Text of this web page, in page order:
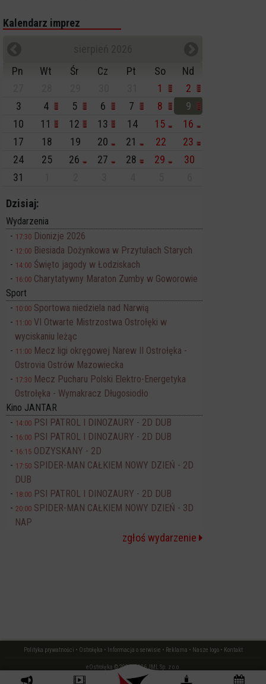
Kalendarz imprez
Pn
Wt Śr Cz Pt So
Nd
1
2
3
4 5 6 7 8
9
10
11 12 13 14 15
16
17
18 19 20 21 22
23
24
25 26 27 28 29
30
31
Dzisiaj:
Wydarzenia
17:30 Dionizje 2026
12:00 Biesiada Dożynkowa w Przytułach Starych
14:00 Święto jagody w Łodziskach
16:00 Charytatywny Maraton Zumby w Goworowie
Sport
10:00 Sportowa niedziela nad Narwią
11:00 VI Otwarte Mistrzostwa Ostrołęki w
wyciskaniu leżąc
11:00 Mecz ligi okręgowej Narew II Ostrołęka -
Ostrovia Ostrów Mazowiecka
17:30 Mecz Pucharu Polski Elektro-Energetyka
Ostrołęka - Wymakracz Długosiodło
Kino JANTAR
14:00 PSI PATROL I DINOZAURY - 2D DUB
16:00 PSI PATROL I DINOZAURY - 2D DUB
16:15 ODZYSKANY - 2D
17:50 SPIDER-MAN CAŁKIEM NOWY DZIEŃ - 2D
DUB
18:00 PSI PATROL I DINOZAURY - 2D DUB
20:00 SPIDER-MAN CAŁKIEM NOWY DZIEŃ - 3D
NAP
zgłoś wydarzenie
Polityka prywatności • Ostrołęka • Informacja o serwisie • Reklama • Nasze logo• Kontakt
eOstrołęka © 2006 - 2026 JML Sp. z o.o.